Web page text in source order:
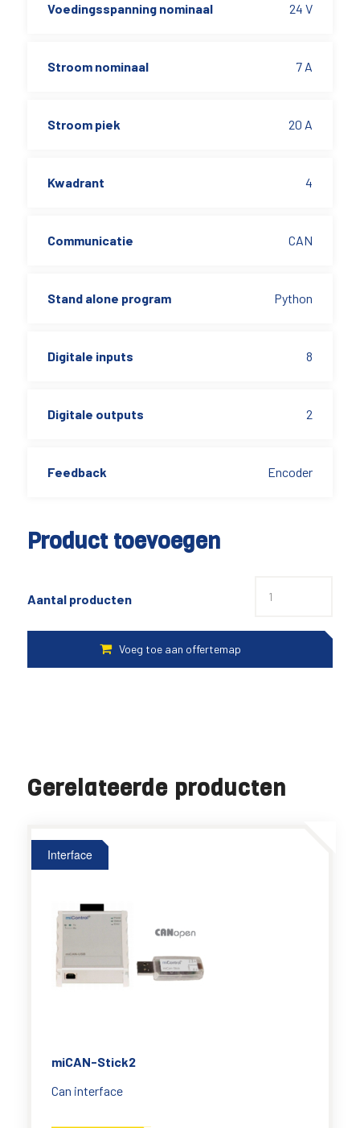
Product toevoegen
Aantal producten
Voedingsspanning nominaal 24 V
Stroom nominaal 7 A
Stroom piek 20 A
Kwadrant 4
Communicatie CAN
Stand alone program Python
Digitale inputs 8
Digitale outputs 2
Feedback Encoder
Gerelateerde producten
Interface
miCAN-Stick2
Can interface